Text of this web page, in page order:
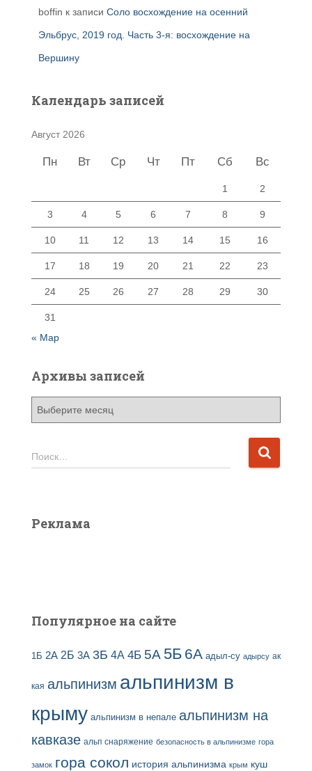
boffin к записи Соло восхождение на осенний
Эльбрус, 2019 год. Часть 3-я: восхождение на
Вершину
Календарь записей
Август 2026
Пн Вт Ср Чт Пт Сб Вс
1 2
3 4 5 6 7 8 9
10 11 12 13 14 15 16
17 18 19 20 21 22 23
24 25 26 27 28 29 30
31
« Мар
Архивы записей
п
Н
а
:
Поиск…
Реклама
Популярное на сайте
1Б 2А 2Б 3А 3Б 4А 4Б 5А 5Б 6А адыл-су адырсу ак
кая альпинизм альпинизм в
крыму альпинизм в непале альпинизм на
кавказе альп снаряжение безопасность в альпинизме гора
замок гора сокол история альпинизма крым куш